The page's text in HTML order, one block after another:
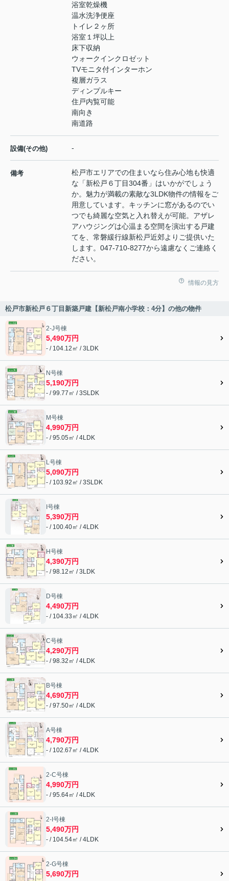
浴室乾燥機
温水洗浄便座
トイレ２ヶ所
浴室１坪以上
床下収納
ウォークインクロゼット
TVモニタ付インターホン
複層ガラス
ディンプルキー
住戸内覧可能
南向き
南道路
設備(その他) -
備考
松戸市エリアでの住まいなら住み心地も快適
な「新松戸６丁目304番」はいかがでしょう
か。魅力が満載の素敵な3LDK物件の情報をご
用意しています。キッチンに窓があるのでい
つでも綺麗な空気と入れ替えが可能。アザレ
アハウジングは心温まる空間を演出する戸建
てを、常磐緩行線新松戸近郊よりご提供いた
します。047-710-8277から遠慮なくご連絡く
ださい。
情報の見方
松戸市新松戸６丁目新築戸建【新松戸南小学校：4分】の他の物件
2-J号棟
5,490万円
- / 104.12㎡ / 3LDK
N号棟
5,190万円
- / 99.77㎡ / 3SLDK
M号棟
4,990万円
- / 95.05㎡ / 4LDK
L号棟
5,090万円
- / 103.92㎡ / 3SLDK
I号棟
5,390万円
- / 100.40㎡ / 4LDK
H号棟
4,390万円
- / 98.12㎡ / 3LDK
D号棟
4,490万円
- / 104.33㎡ / 4LDK
C号棟
4,290万円
- / 98.32㎡ / 4LDK
B号棟
4,690万円
- / 97.50㎡ / 4LDK
A号棟
4,790万円
- / 102.67㎡ / 4LDK
2-C号棟
4,990万円
- / 95.64㎡ / 4LDK
2-I号棟
5,490万円
- / 104.54㎡ / 4LDK
2-G号棟
5,690万円